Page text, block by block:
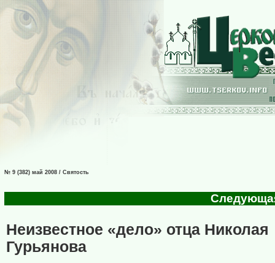
№ 9 (382) май 2008 / Святость
Неизвестное «дело» отца Николая
Гурьянова